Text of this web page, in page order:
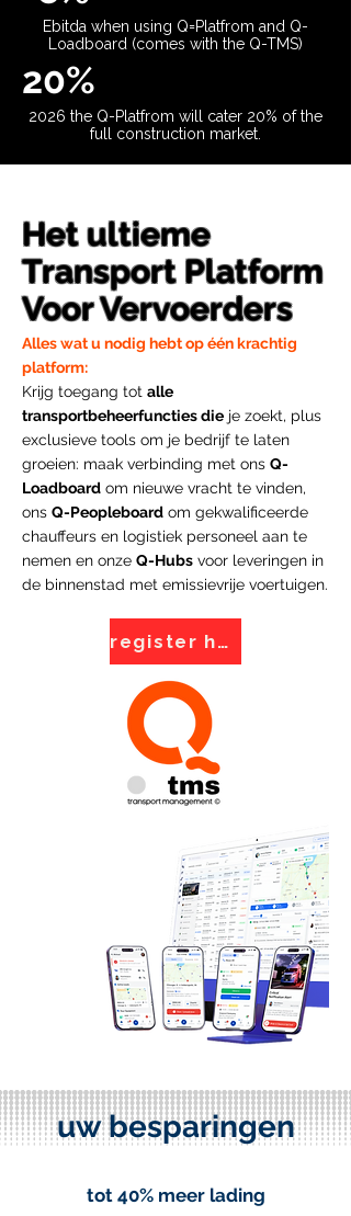
Ebitda when using Q=Platfrom and Q-
Loadboard (comes with the Q-TMS)
20%
2026 the Q-Platfrom will cater 20% of the
full construction market.
Het ultieme
Transport Platform
Voor Vervoerders
Alles wat u nodig hebt op één krachtig
platform:
Krijg toegang tot alle
transportbeheerfuncties die je zoekt, plus
exclusieve tools om je bedrijf te laten
groeien: maak verbinding met ons Q-
Loadboard om nieuwe vracht te vinden,
ons Q-Peopleboard om gekwalificeerde
chauffeurs en logistiek personeel aan te
nemen en onze Q-Hubs voor leveringen in
de binnenstad met emissievrije voertuigen.
register here
uw besparingen
tot 40% meer lading